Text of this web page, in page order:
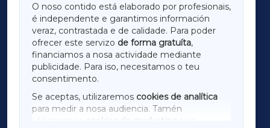
O noso contido está elaborado por profesionais,
é independente e garantimos información
veraz, contrastada e de calidade. Para poder
ofrecer este servizo de forma gratuíta,
financiamos a nosa actividade mediante
publicidade. Para iso, necesitamos o teu
consentimento.
Se aceptas, utilizaremos cookies de analítica
para medir a nosa audiencia. Tamén
utilizaremos
cookies de marketing
LUGOXA
TERRACHAXA
AMARIÑAXA